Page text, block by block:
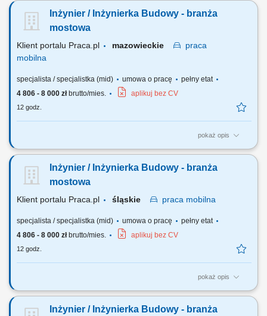
informacji projektowych; Współprowadzenie platformy wymiany
informacji i systemów obiegu dokumentacji; Ścisła współpraca z
Inżynier / Inżynierka Budowy - branża
mostowa
Klient portalu Praca.pl mazowieckie
praca
mobilna
specjalista / specjalistka (mid) umowa o pracę
pełny etat
4 806 - 8 000 złbrutto/mies. aplikuj bez CV
12 godz.
pokaż opis
Analiza dokumentacji projektowej. Współpraca z Kierownikiem Budowy.
dostawców. Opracowywanie i archiwizacja dokumentacji, kontrola
kosztów.
Inżynier / Inżynierka Budowy - branża
mostowa
Klient portalu Praca.pl śląskie praca mobilna
specjalista / specjalistka (mid) umowa o pracę
pełny etat
4 806 - 8 000 złbrutto/mies. aplikuj bez CV
12 godz.
pokaż opis
Analiza dokumentacji projektowej. Współpraca z Kierownikiem Budowy.
dostawców. Opracowywanie i archiwizacja dokumentacji, kontrola
Inżynier / Inżynierka Budowy - branża